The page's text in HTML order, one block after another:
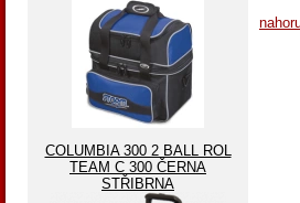
COLUMBIA 300 2 BALL ROL
TEAM C 300 ČERNA
STŘIBRNA